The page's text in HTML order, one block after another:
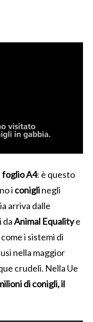
foglio A4: è questo
i coniglinegli
arriva dalle
daAnimal Equalitye
i sistemi di
nella maggior
crudeli. Nella Ue
di conigli, il